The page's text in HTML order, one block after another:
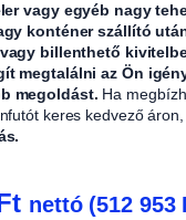
vagy egyéb nagy
konténer szállító
billenthető
megtalálni az Ön
megoldást. Ha
keres kedvező áron,
nettó (512 953